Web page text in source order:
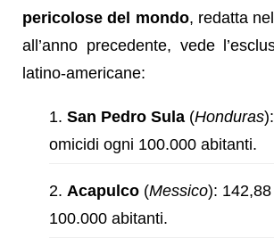
pericolose del mondo, redatta
all’anno precedente, vede
latino-americane:
San Pedro Sula (Honduras
omicidi ogni 100.000 abitanti.
Acapulco (Messico):
100.000 abitanti.